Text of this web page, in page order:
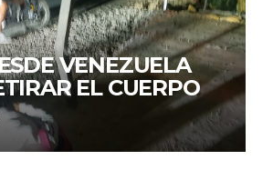
VENEZUELA
EL CUERPO
QUE
SEIS DÍAS EN